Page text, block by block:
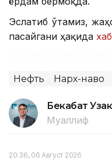
Эслатиб ўтамиз,
пасайгани ҳақида
Нефть Нарх-наво
Бекабат
Муаллиф
20:36, 06 Август 2026